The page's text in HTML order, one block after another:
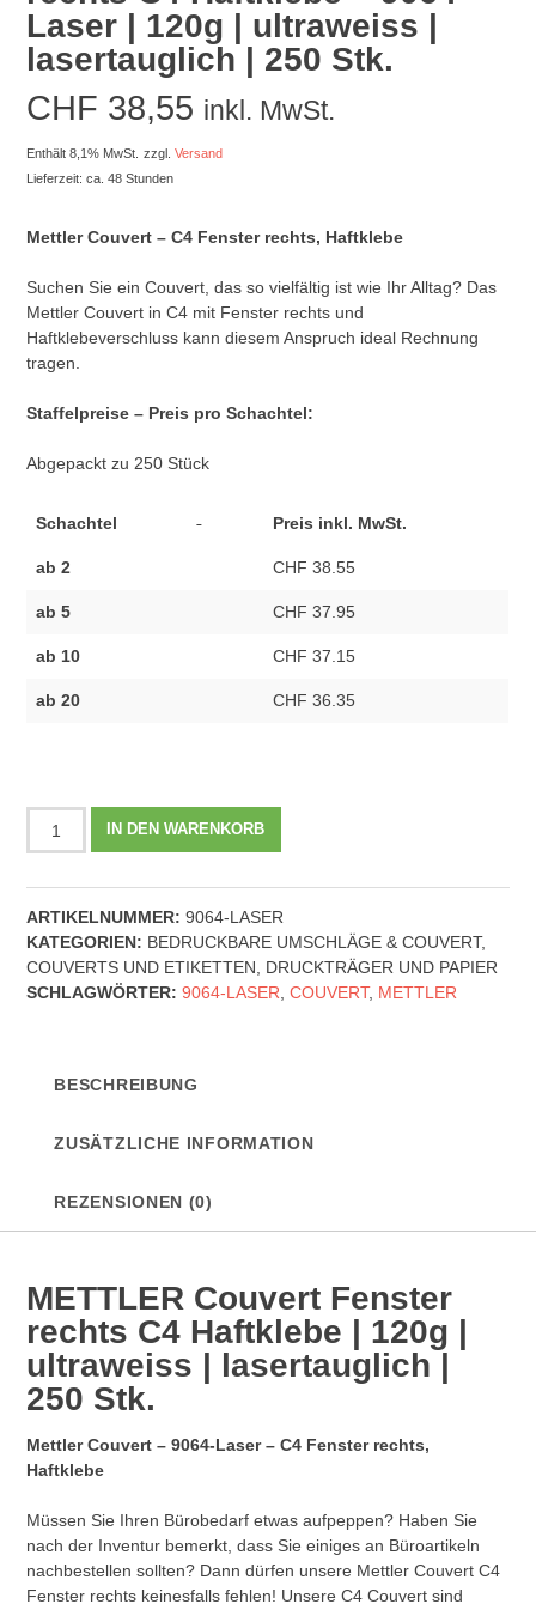
Laser | 120g | ultraweiss |
lasertauglich | 250 Stk.
CHF 38,55 inkl. MwSt.
Enthält 8,1% MwSt. zzgl.Versand
Lieferzeit: ca. 48 Stunden
Mettler Couvert – C4 Fenster rechts, Haftklebe
Suchen Sie ein Couvert, das so vielfältig ist wie Ihr Alltag? Das
Mettler Couvert in C4 mit Fenster rechts und
Haftklebeverschluss kann diesem Anspruch ideal Rechnung
tragen.
Staffelpreise – Preis pro Schachtel:
Abgepackt zu 250 Stück
Schachtel Preis inkl. MwSt.
ab 2 CHF 38.55
ab 5 CHF 37.95
ab 10 CHF 37.15
ab 20 CHF 36.35
Couvert
rechts
C4
Haftklebe
-
9064-
IN DEN WARENKORB
ARTIKELNUMMER: 9064-LASER
KATEGORIEN: BEDRUCKBARE UMSCHLÄGE & COUVERT,
COUVERTS UND ETIKETTEN
DRUCKTRÄGER UND PAPIER
SCHLAGWÖRTER: 9064-LASER ,COUVERT, METTLER
BESCHREIBUNG
ZUSÄTZLICHE INFORMATION
REZENSIONEN (0)
METTLER Couvert Fenster
rechts C4 Haftklebe | 120g |
ultraweiss | lasertauglich |
250 Stk.
Mettler Couvert – 9064-Laser – C4 Fenster rechts,
Haftklebe
Müssen Sie Ihren Bürobedarf etwas aufpeppen? Haben Sie
nach der Inventur bemerkt, dass Sie einiges an Büroartikeln
nachbestellen sollten? Dann dürfen unsere Mettler Couvert C4
Fenster rechts keinesfalls fehlen! Unsere C4 Couvert sind